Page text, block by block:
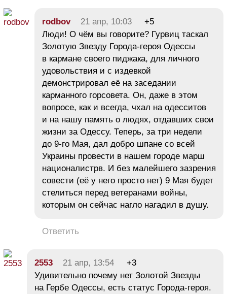
rodbov 21 апр, 10:03
+5
Люди! О чём вы говорите? Гурвиц таскал
Золотую Звезду Города-героя Одессы
в кармане своего пиджака, для личного
удовольствия и с издевкой
демонстрировал её на заседании
карманного горсовета. Он, даже в этом
вопросе, как и всегда, чхал на одесситов
и на нашу память о людях, отдавших свои
жизни за Одессу. Теперь, за три недели
до 9-го Мая, дал добро шпане со всей
Украины провести в нашем городе марш
националистрв. И без малейшего зазрения
совести (её у него просто нет) 9 Мая будет
стелиться перед ветеранами войны,
которым он сейчас нагло нагадил в душу.
Ответить
2553 21 апр, 13:54
+3
Удивительно почему нет Золотой Звезды
на Гербе Одессы, есть статус Города-героя.